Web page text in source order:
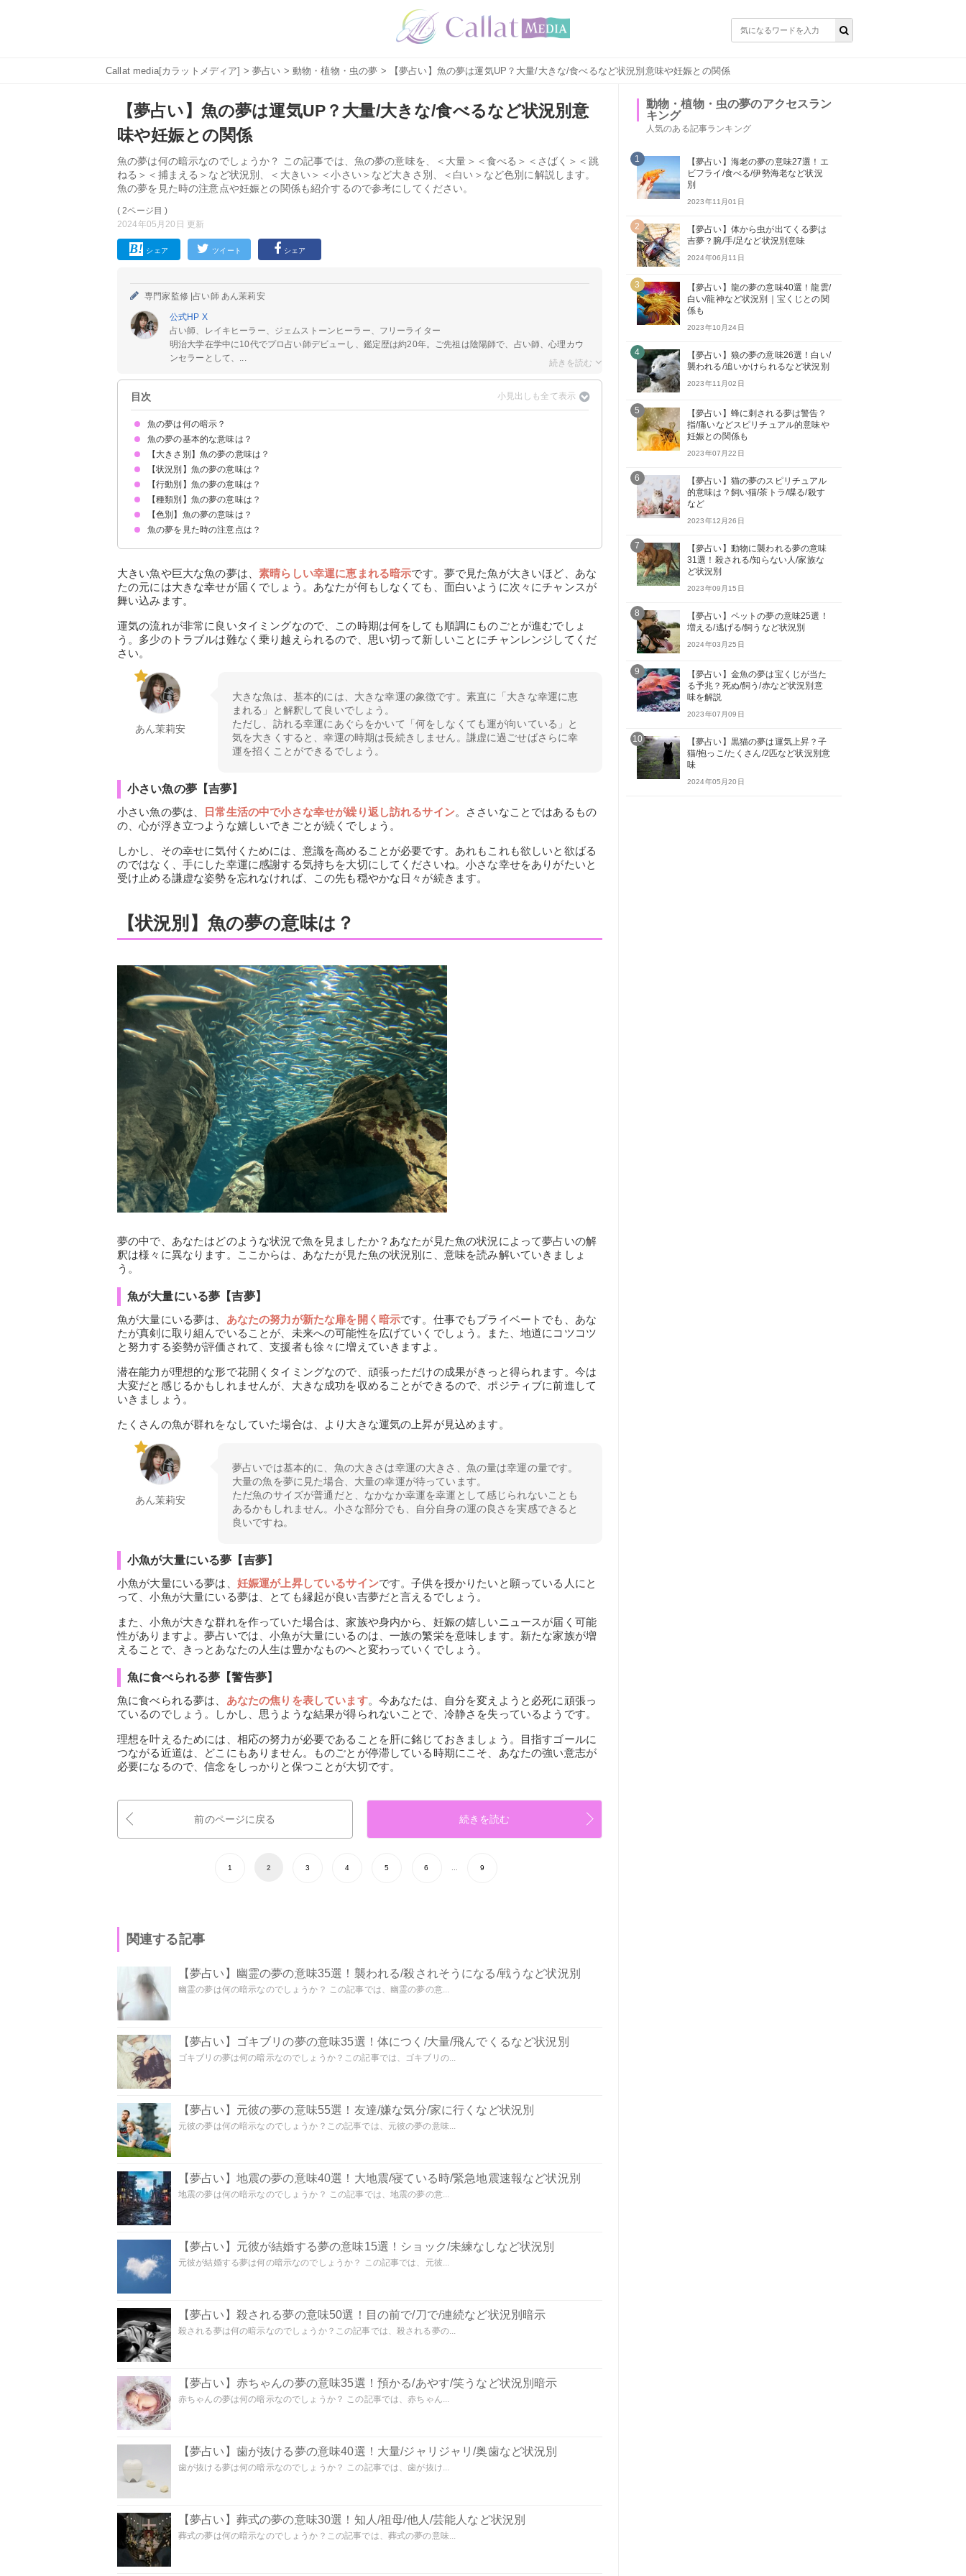
Callat media[カラットメディア] >夢占い > 動物・植物・虫の夢 > 【夢占い】魚の夢は運気UP？大量/大きな/食べるなど状況別意味や妊娠との関係
【夢占い】魚の夢は運気UP？大量/大きな/食べるなど状況別意
味や妊娠との関係
魚の夢は何の暗示なのでしょうか？ この記事では、魚の夢の意味を、＜大量＞＜食べる＞＜さばく＞＜跳
ねる＞＜捕まえる＞など状況別、＜大きい＞＜小さい＞など大きさ別、＜白い＞など色別に解説します。
魚の夢を見た時の注意点や妊娠との関係も紹介するので参考にしてください。
( 2ページ目 )
2024年05月20日 更新
シェア ツイート シェア
専門家監修 |占い師 あん茉莉安
公式HP X
占い師、レイキヒーラー、ジェムストーンヒーラー、フリーライター
明治大学在学中に10代でプロ占い師デビューし、鑑定歴は約20年。ご先祖は陰陽師で、占い師、心理カウ
ンセラーとして、...
目次
魚の夢は何の暗示？
魚の夢の基本的な意味は？
運気の上昇を暗示
妊娠運が上昇する魚の夢もある
状況によって意味が決まる
【大きさ別】魚の夢の意味は？
大きい・巨大な魚の夢【吉夢】
小さい魚の夢【吉夢】
【状況別】魚の夢の意味は？
魚が大量にいる夢【吉夢】
小魚が大量にいる夢【吉夢】
魚に食べられる夢【警告夢】
魚が怖い夢【警告夢】
魚になる夢【吉夢】
水槽に大きな魚がいる夢【吉夢】
魚に襲われる夢【凶夢】
魚が陸に打ち上げられる夢【警告夢】
魚が死ぬ夢【警告夢】
魚が海を泳ぐ夢【警告夢】
魚の切り身の夢【吉夢】
魚をもらう夢【吉夢】
魚が共食いする夢【警告夢】
魚の卵の夢【吉夢】
魚屋の夢【吉夢】
魚が死にかけの夢【吉夢】
【行動別】魚の夢の意味は？
魚を食べる夢【吉夢】
魚をさばく夢【吉夢】
魚を捕まえる夢【吉夢】
魚を料理する夢【吉夢】
魚を買う夢【吉夢】
魚を焼く夢【警告夢】
魚を助ける夢【吉夢】
魚に餌をやる夢【吉夢】
魚を飼う夢【吉夢】
魚が死にかけの夢【吉夢】
魚に噛まれる夢【警告夢】
魚を吐く夢【警告夢】
魚を売る夢【吉夢】
【種類別】魚の夢の意味は？
空飛ぶ魚の夢【吉夢】
気持ち悪い魚の夢【警告夢】
【色別】魚の夢の意味は？
白い魚の夢【吉夢】
青い魚の夢【吉夢】
黒い魚の夢【吉夢】
金色の魚の夢【吉夢】
赤い魚の夢【吉夢】
魚の夢を見た時の注意点は？
大きい魚や巨大な魚の夢は、素晴らしい幸運に恵まれる暗示です。夢で見た魚が大きいほど、あな
たの元には大きな幸せが届くでしょう。あなたが何もしなくても、面白いように次々にチャンスが
舞い込みます。
運気の流れが非常に良いタイミングなので、この時期は何をしても順調にものごとが進むでしょ
う。多少のトラブルは難なく乗り越えられるので、思い切って新しいことにチャンレンジしてくだ
さい。
あん茉莉安
大きな魚は、基本的には、大きな幸運の象徴です。素直に「大きな幸運に恵
まれる」と解釈して良いでしょう。
ただし、訪れる幸運にあぐらをかいて「何をしなくても運が向いている」と
気を大きくすると、幸運の時期は長続きしません。謙虚に過ごせばさらに幸
運を招くことができるでしょう。
小さい魚の夢【吉夢】
小さい魚の夢は、
日常生活の中で小さな幸せが繰り返し訪れるサイン。ささいなことではあるもの
の、心が浮き立つような嬉しいできごとが続くでしょう。
しかし、その幸せに気付くためには、意識を高めることが必要です。あれもこれも欲しいと欲ばる
のではなく、手にした幸運に感謝する気持ちを大切にしてくださいね。小さな幸せをありがたいと
受け止める謙虚な姿勢を忘れなければ、この先も穏やかな日々が続きます。
【状況別】魚の夢の意味は？
夢の中で、あなたはどのような状況で魚を見ましたか？あなたが見た魚の状況によって夢占いの解
釈は様々に異なります。ここからは、あなたが見た魚の状況別に、意味を読み解いていきましょ
う。
魚が大量にいる夢【吉夢】
魚が大量にいる夢は、 あなたの努力が新たな扉を開く暗示です。仕事でもプライベートでも、あな
たが真剣に取り組んでいることが、未来への可能性を広げていくでしょう。また、地道にコツコツ
と努力する姿勢が評価されて、支援者も徐々に増えていきますよ。
潜在能力が理想的な形で花開くタイミングなので、頑張っただけの成果がきっと得られます。今は
大変だと感じるかもしれませんが、大きな成功を収めることができるので、ポジティブに前進して
いきましょう。
たくさんの魚が群れをなしていた場合は、より大きな運気の上昇が見込めます。
あん茉莉安
夢占いでは基本的に、魚の大きさは幸運の大きさ、魚の量は幸運の量です。
大量の魚を夢に見た場合、大量の幸運が待っています。
ただ魚のサイズが普通だと、なかなか幸運を幸運として感じられないことも
あるかもしれません。小さな部分でも、自分自身の運の良さを実感できると
良いですね。
小魚が大量にいる夢【吉夢】
小魚が大量にいる夢は、 妊娠運が上昇しているサインです。子供を授かりたいと願っている人にと
って、小魚が大量にいる夢は、とても縁起が良い吉夢だと言えるでしょう。
また、小魚が大きな群れを作っていた場合は、家族や身内から、妊娠の嬉しいニュースが届く可能
性がありますよ。夢占いでは、小魚が大量にいるのは、一族の繁栄を意味します。新たな家族が増
えることで、きっとあなたの人生は豊かなものへと変わっていくでしょう。
魚に食べられる夢【警告夢】
魚に食べられる夢は、 あなたの焦りを表しています。今あなたは、自分を変えようと必死に頑張っ
ているのでしょう。しかし、思うような結果が得られないことで、冷静さを失っているようです。
理想を叶えるためには、相応の努力が必要であることを肝に銘じておきましょう。目指すゴールに
つながる近道は、どこにもありません。ものごとが停滞している時期にこそ、あなたの強い意志が
必要になるので、信念をしっかりと保つことが大切です。
前のページに戻る 続きを読む
1 2 3 4 5 6 ... 9
関連する記事
【夢占い】幽霊の夢の意味35選！襲われる/殺されそうになる/戦うなど状況別
幽霊の夢は何の暗示なのでしょうか？ この記事では、幽霊の夢の意...
【夢占い】ゴキブリの夢の意味35選！体につく/大量/飛んでくるなど状況別
ゴキブリの夢は何の暗示なのでしょうか？この記事では、ゴキブリの...
【夢占い】元彼の夢の意味55選！友達/嫌な気分/家に行くなど状況別
元彼の夢は何の暗示なのでしょうか？この記事では、元彼の夢の意味...
【夢占い】地震の夢の意味40選！大地震/寝ている時/緊急地震速報など状況別
地震の夢は何の暗示なのでしょうか？ この記事では、地震の夢の意...
【夢占い】元彼が結婚する夢の意味15選！ショック/未練なしなど状況別
元彼が結婚する夢は何の暗示なのでしょうか？ この記事では、元彼...
【夢占い】殺される夢の意味50選！目の前で/刀で/連続など状況別暗示
殺される夢は何の暗示なのでしょうか？この記事では、殺される夢の...
【夢占い】赤ちゃんの夢の意味35選！預かる/あやす/笑うなど状況別暗示
赤ちゃんの夢は何の暗示なのでしょうか？ この記事では、赤ちゃん...
【夢占い】歯が抜ける夢の意味40選！大量/ジャリジャリ/奥歯など状況別
歯が抜ける夢は何の暗示なのでしょうか？ この記事では、歯が抜け...
【夢占い】葬式の夢の意味30選！知人/祖母/他人/芸能人など状況別
葬式の夢は何の暗示なのでしょうか？この記事では、葬式の夢の意味...
動物・植物・虫の夢のアクセスラン
キング
人気のある記事ランキング
1
【夢占い】海老の夢の意味27選！エ
ビフライ/食べる/伊勢海老など状況
別
2023年11月01日
2
【夢占い】体から虫が出てくる夢は
吉夢？腕/手/足など状況別意味
2024年06月11日
3
【夢占い】龍の夢の意味40選！龍雲/
白い/龍神など状況別｜宝くじとの関
係も
2023年10月24日
4
【夢占い】狼の夢の意味26選！白い/
襲われる/追いかけられるなど状況別
2023年11月02日
5
【夢占い】蜂に刺される夢は警告？
指/痛いなどスピリチュアル的意味や
妊娠との関係も
2023年07月22日
6
【夢占い】猫の夢のスピリチュアル
的意味は？飼い猫/茶トラ/喋る/殺す
など
2023年12月26日
7
【夢占い】動物に襲われる夢の意味
31選！殺される/知らない人/家族な
ど状況別
2023年09月15日
8
【夢占い】ペットの夢の意味25選！
増える/逃げる/飼うなど状況別
2024年03月25日
9
【夢占い】金魚の夢は宝くじが当た
る予兆？死ぬ/飼う/赤など状況別意
味を解説
2023年07月09日
10
【夢占い】黒猫の夢は運気上昇？子
猫/抱っこ/たくさん/2匹など状況別意
味
2024年05月20日